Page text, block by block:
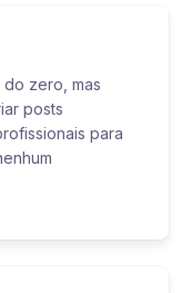
zero, mas
posts
para